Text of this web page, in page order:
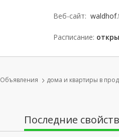
Веб-сайт:
Расписание:
Объявления дома и квартиры в
Последние